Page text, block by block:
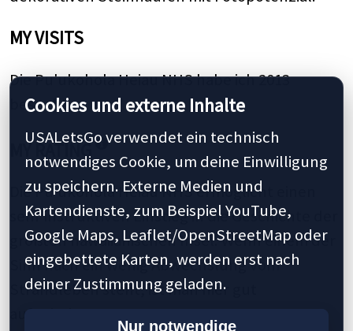
MY VISITS
Die Pu'ukohola Heiau NHS habe ich 2013
besucht.
MY RATING
Die Pu'ukohola Heiau NHS ermöglicht einen
sehr instruktiven Einstieg in die Geschichte der
größten hawaiianischen Insel. Wenn einem der
Sinn nach ein wenig Abwechslung vom
Strandleben steht, ist man hier gut
aufgehoben.
Cookies und externe Inhalte
USALetsGo verwendet ein technisch
notwendiges Cookie, um deine Einwilligung
zu speichern. Externe Medien und
Kartendienste, zum Beispiel YouTube,
Google Maps, Leaflet/OpenStreetMap oder
eingebettete Karten, werden erst nach
deiner Zustimmung geladen.
Nur notwendige